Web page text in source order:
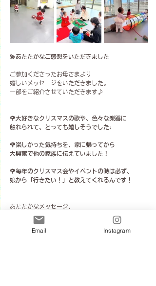
💫あたたかなご感想をいただきました
ご参加くださったお母さまより
嬉しいメッセージをいただきました。
一部をご紹介させていただきます♪
🌹大好きなクリスマスの歌や、色々な楽器に
触れられて、とっても嬉しそうでした♩
🌹楽しかった気持ちを、家に帰ってから
大興奮で他の家族に伝えていました！
🌹毎年のクリスマス会やイベントの時は必ず、
娘から「行きたい！」と教えてくれるんです！
あたたかなメッセージ、
ありがとうございました😊
子どもたちとのやり取りを大切にしているので
Email Instagram